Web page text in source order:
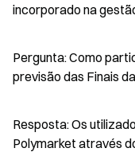
incorporado na
Pergunta: Como
previsão das Finais
Resposta: Os
Polymarket através